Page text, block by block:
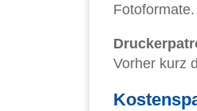
Vorher kurz